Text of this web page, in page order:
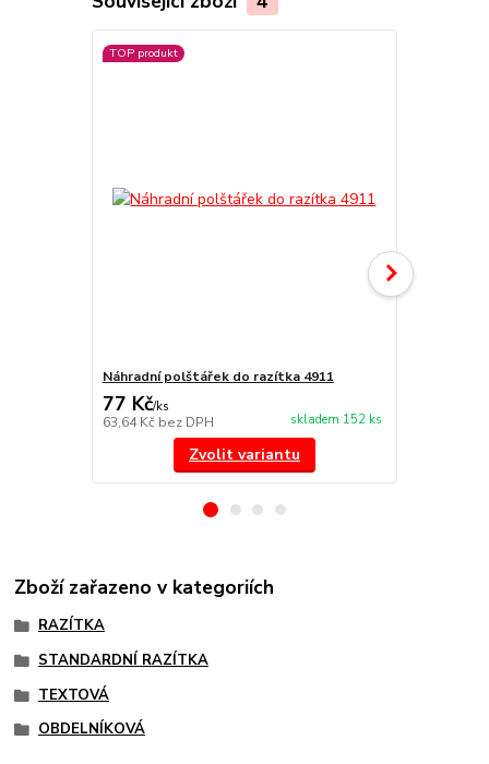
TOP produkt
Náhradní polštářek do razítka 4911
77 Kč/ks
63,64 Kč bez DPH skladem 152 ks
Zvolit variantu
Zboží zařazeno v kategoriích
RAZÍTKA
STANDARDNÍ RAZÍTKA
TEXTOVÁ
OBDELNÍKOVÁ